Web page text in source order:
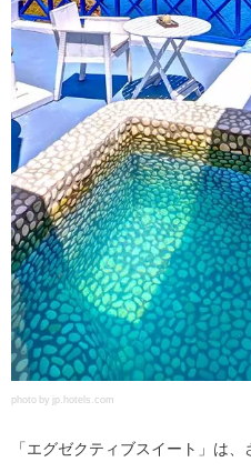
photo by jp.hotels.com
「エグゼクティブスイート」は